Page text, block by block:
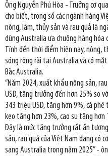
Ông Nguyễn Phú Hòa - Trưởng cơ
cho biết, trong số các ngành hàng
nông, lâm, thủy sản và rau quả là
dùng Australia ưa chuộng hàng hóa
Tính đến thời điểm hiện nay, nông,
sóng rộng rãi tại Australia và có
Bắc Australia.
“Năm 2024, xuất khẩu nông sản,
USD, tăng trưởng đến hơn 25% so
343 triệu USD, tăng hơn 9%, cà
kẹo tăng hơn 23%, cao su tăng hơn
Đây là mức tăng trưởng rất ấn
sản, rau quả của Việt Nam đang có
sang Australia trong năm 2025” -